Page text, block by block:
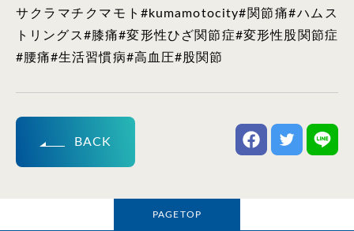
サクラマチクマモト#kumamotocity#関節痛#ハムス
トリングス#膝痛#変形性ひざ関節症#変形性股関節症
#腰痛#生活習慣病#高血圧#股関節
BACK
PAGETOP